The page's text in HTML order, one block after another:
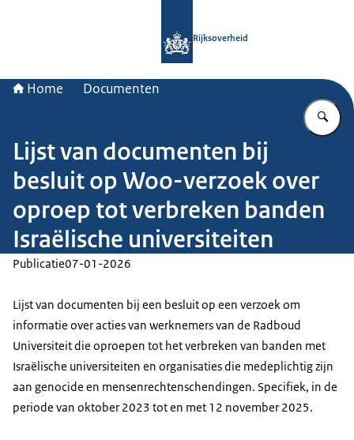
Rijksoverheid
Home Documenten
Lijst van documenten bij
besluit op Woo-verzoek over
oproep tot verbreken banden
Israëlische universiteiten
Publicatie07-01-2026
Lijst van documenten bij een besluit op een verzoek om
informatie over acties van werknemers van de Radboud
Universiteit die oproepen tot het verbreken van banden met
Israëlische universiteiten en organisaties die medeplichtig zijn
aan genocide en mensenrechtenschendingen. Specifiek, in de
periode van oktober 2023 tot en met 12 november 2025.